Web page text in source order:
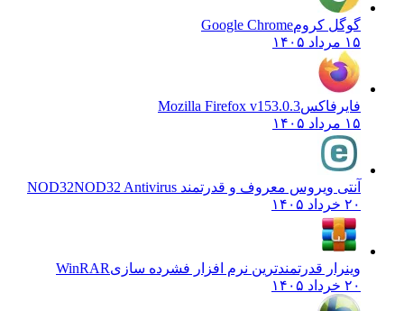
گوگل کرومGoogle Chrome
۱۵ مرداد ۱۴۰۵
فایرفاکسMozilla Firefox v153.0.3
۱۵ مرداد ۱۴۰۵
آنتی ویروس معروف و قدرتمند NOD32 NOD32 Antivirus
۲۰ خرداد ۱۴۰۵
وینرار قدرتمندترین نرم افزار فشرده سازیWinRAR
۲۰ خرداد ۱۴۰۵